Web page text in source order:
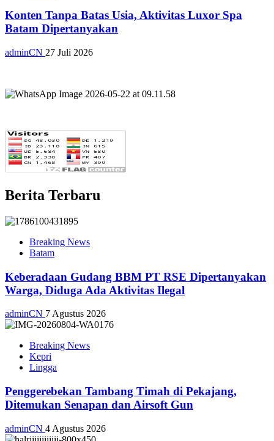
Konten Tanpa Batas Usia, Aktivitas Luxor Spa
Batam Dipertanyakan
adminCN 27 Juli 2026
Berita Terbaru
Breaking News
Batam
Keberadaan Gudang BBM PT RSE Dipertanyakan
Warga, Diduga Ada Aktivitas Ilegal
adminCN 7 Agustus 2026
Breaking News
Kepri
Lingga
Penggerebekan Tambang Timah di Pekajang,
Ditemukan Senapan dan Airsoft Gun
adminCN 4 Agustus 2026